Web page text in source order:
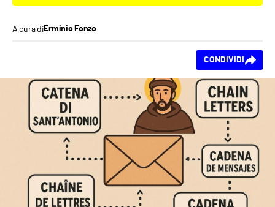
A cura diErminio Fonzo
CONDIVIDI